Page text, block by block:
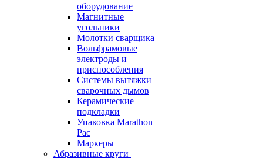
оборудование
Магнитные
угольники
Молотки сварщика
Вольфрамовые
электроды и
приспособления
Системы вытяжки
сварочных дымов
Керамические
подкладки
Упаковка Marathon
Pac
Маркеры
Абразивные круги